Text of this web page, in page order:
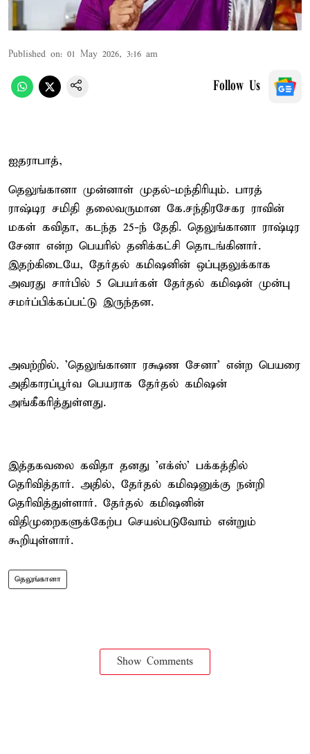
Published on: 01 May 2026, 3:16 am
Follow Us
ஐதராபாத்,
தெலுங்கானா முன்னாள் முதல்-மந்திரியும். பாரத்
ராஷ்டிர சமிதி தலைவருமான கே.சந்திரசேகர ராவின்
மகள் கவிதா, கடந்த 25-ந் தேதி. தெலுங்கானா ராஷ்டிர
சேனா என்ற பெயரில் தனிக்கட்சி தொடங்கினார்.
இதற்கிடையே, தேர்தல் கமிஷனின் ஒப்புதலுக்காக
அவரது சார்பில் 5 பெயர்கள் தேர்தல் கமிஷன் முன்பு
சமர்ப்பிக்கப்பட்டு இருந்தன.
அவற்றில். 'தெலுங்கானா ரக்ஷண சேனா' என்ற பெயரை
அதிகாரப்பூர்வ பெயராக தேர்தல் கமிஷன்
அங்கீகரித்துள்ளது.
இத்தகவலை கவிதா தனது 'எக்ஸ்' பக்கத்தில்
தெரிவித்தார். அதில், தேர்தல் கமிஷனுக்கு நன்றி
தெரிவித்துள்ளார். தேர்தல் கமிஷனின்
விதிமுறைகளுக்கேற்ப செயல்படுவோம் என்றும்
கூறியுள்ளார்.
தெலுங்கானா
Show Comments